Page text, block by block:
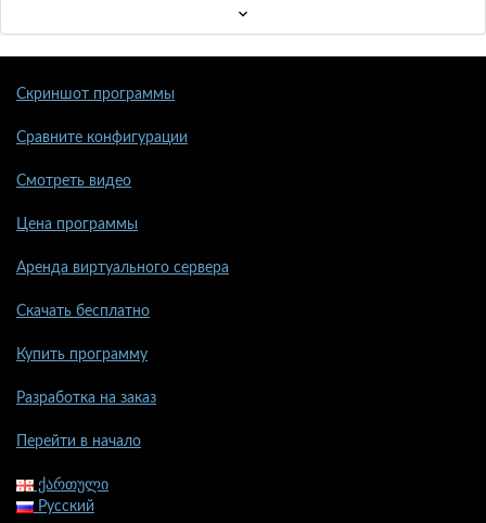
Скриншот программы
Сравните конфигурации
Смотреть видео
Цена программы
Аренда виртуального сервера
Скачать бесплатно
Купить программу
Разработка на заказ
Перейти в начало
ქართული
Русский